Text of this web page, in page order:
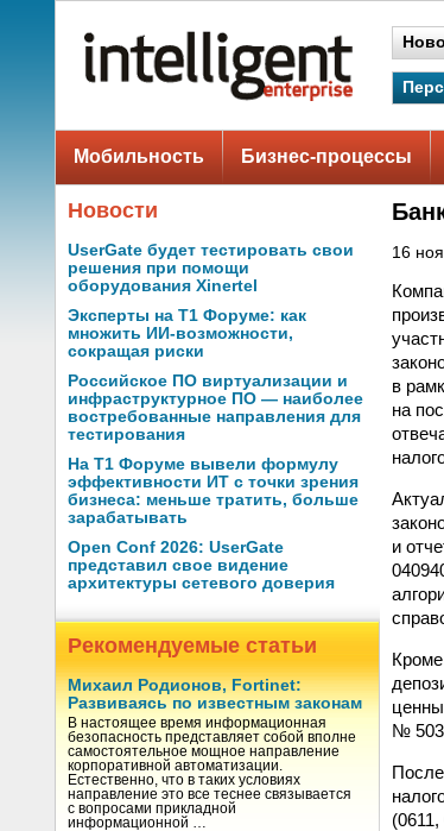
Мобильность Бизнес-процессы
Новости
UserGate будет тестировать свои
решения при помощи
оборудования Xinertel
Эксперты на Т1 Форуме: как
множить ИИ-возможности,
сокращая риски
Российское ПО виртуализации и
инфраструктурное ПО — наиболее
востребованные направления для
тестирования
На Т1 Форуме вывели формулу
эффективности ИТ с точки зрения
бизнеса: меньше тратить, больше
зарабатывать
Open Conf 2026: UserGate
представил свое видение
архитектуры сетевого доверия
Рекомендуемые статьи
Михаил Родионов, Fortinet:
Развиваясь по известным законам
В настоящее время информационная
безопасность представляет собой вполне
самостоятельное мощное направление
корпоративной автоматизации.
Естественно, что в таких условиях
направление это все теснее связывается
с вопросами прикладной
информационной …
16
в
на
и
№